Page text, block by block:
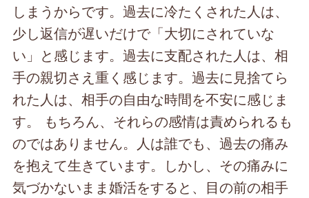
しまうからです。過去に冷たくされた人は、
少し返信が遅いだけで「大切にされていな
い」と感じます。過去に支配された人は、相
手の親切さえ重く感じます。過去に見捨てら
れた人は、相手の自由な時間を不安に感じま
す。 もちろん、それらの感情は責められるも
のではありません。人は誰でも、過去の痛み
を抱えて生きています。しかし、その痛みに
気づかないまま婚活をすると、目の前の相手